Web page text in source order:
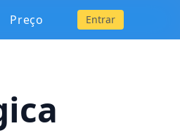
Preço Entrar